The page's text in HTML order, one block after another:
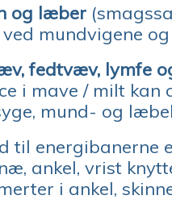
og læber
ved mundvigene
fedtvæv, lymfe
i mave / milt
mund- og
til energibanerne
ankel, vrist
i ankel,